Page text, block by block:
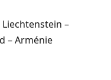
Liechtenstein –
– Arménie